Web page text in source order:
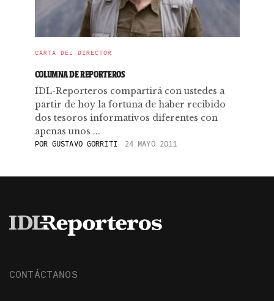
CARTA DEL DIRECTOR
COLUMNA DE REPORTEROS
IDL-Reporteros compartirá con ustedes a
partir de hoy la fortuna de haber recibido
dos tesoros informativos diferentes con
apenas unos ...
POR GUSTAVO GORRITI 24 MAYO 2011
CONTÁCTANOS